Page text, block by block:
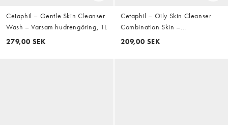
Cetaphil – Gentle Skin Cleanser
Wash – Varsam hudrengöring, 1L
279,00 SEK
Cetaphil – Oily Skin Cleanser
Combination Skin –
Rengöringsolja för blandhy
209,00 SEK